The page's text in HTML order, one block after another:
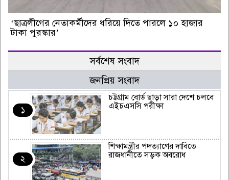
‘ছাত্রলীগের নেতাকর্মীদের ধরিয়ে দিতে পারলে ১০ হাজার
টাকা পুরস্কার’
সর্বশেষ সংবাদ
জনপ্রিয় সংবাদ
১
চট্টগ্রাম বোর্ড ছাড়া সারা দেশে চলবে
এইচএসসি পরীক্ষা
২
শিক্ষামন্ত্রীর পদত্যাগের দাবিতে
রাজধানীতে সড়ক অবরোধ